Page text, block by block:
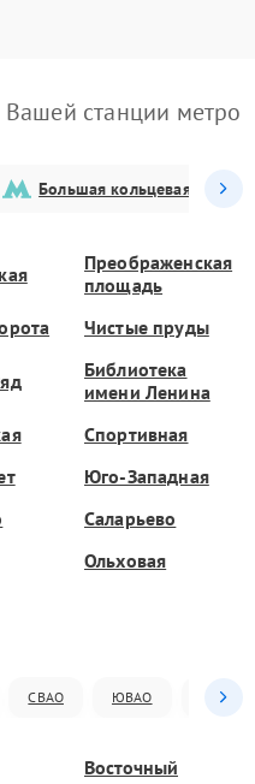
станции метро
Большая кольцевая
Преображенская
площадь
Чистые пруды
Библиотека
имени Ленина
Спортивная
Юго-Западная
Саларьево
Ольховая
СВАО ЮВАО ЮАО
Восточный